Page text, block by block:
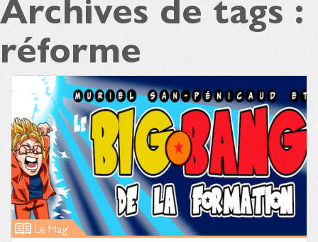
réforme
Le Mag'